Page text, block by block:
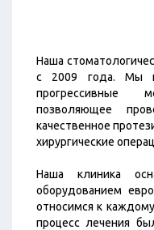
Наша
с 2009 года. Мы
прогрессивные
позволяющее
качественное
хирургические
Наша клиника
оборудованием
относимся к
процесс лечения